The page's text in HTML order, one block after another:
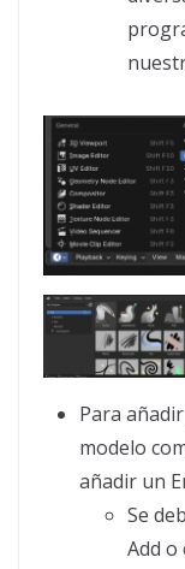
Para
modelo
añadir un
Se
Add o